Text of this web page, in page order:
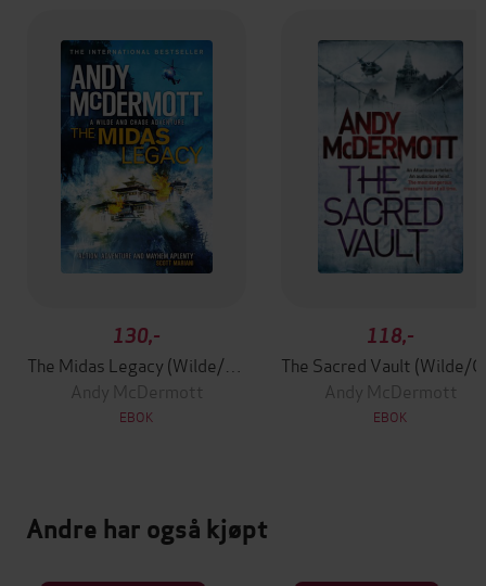
130,-
Andy McDermott
EBOK
118,-
Andy McDermott
EBOK
Andre har også kjøpt